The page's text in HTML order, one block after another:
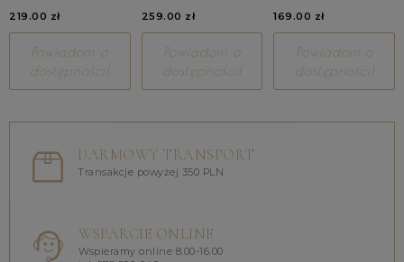
219.00 zł
Powiadom o
dostępności!
259.00 zł
Powiadom o
dostępności!
169.00 zł
Powiadom o
dostępności!
DARMOWY TRANSPORT
Transakcje powyżej 350 PLN
WSPARCIE ONLINE
Wspieramy online 8.00-16.00